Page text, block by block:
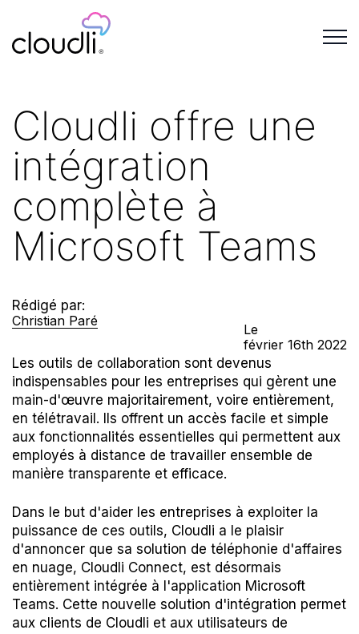
Cloudli offre une
intégration
complète à
Microsoft Teams
Rédigé par:
Christian Paré
Les outils de collaboration sont devenus
indispensables pour les entreprises qui gèrent une
main-d'œuvre majoritairement, voire entièrement,
en télétravail. Ils offrent un accès facile et simple
aux fonctionnalités essentielles qui permettent aux
employés à distance de travailler ensemble de
manière transparente et efficace.
Dans le but d'aider les entreprises à exploiter la
puissance de ces outils, Cloudli a le plaisir
d'annoncer que sa solution de téléphonie d'affaires
en nuage, Cloudli Connect, est désormais
entièrement intégrée à l'application Microsoft
Teams. Cette nouvelle solution d'intégration permet
aux clients de Cloudli et aux utilisateurs de
Le
février 16th 2022